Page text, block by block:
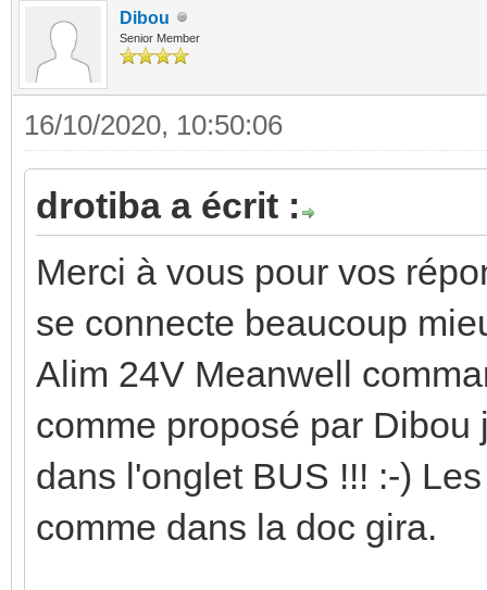
Dibou
Senior Member
16/10/2020, 10:50:06
drotiba a écrit :
Merci à vous pour vos
se connecte beaucoup
Alim 24V Meanwell
comme proposé par
dans l'onglet BUS !!! :-)
comme dans la doc gira.